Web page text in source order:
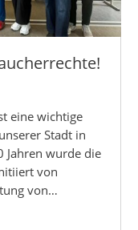
eine wichtige
Stadt in
Jahren wurde die
von
von…